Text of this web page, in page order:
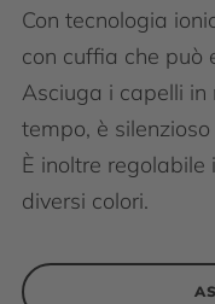
Con tecnologia
con cuffia che può
Asciuga i capelli in
tempo, è
È inoltre
diversi colori.